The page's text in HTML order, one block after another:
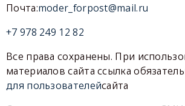
Почта:moder_forpost@mail.ru
+7 978 249 12 82
Все права сохранены. При
материалов сайта ссылка
для пользователейсайта